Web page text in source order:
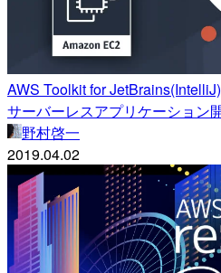
AWS Toolkit for
サーバーレスアプリケーション
野村啓一
2019.04.02